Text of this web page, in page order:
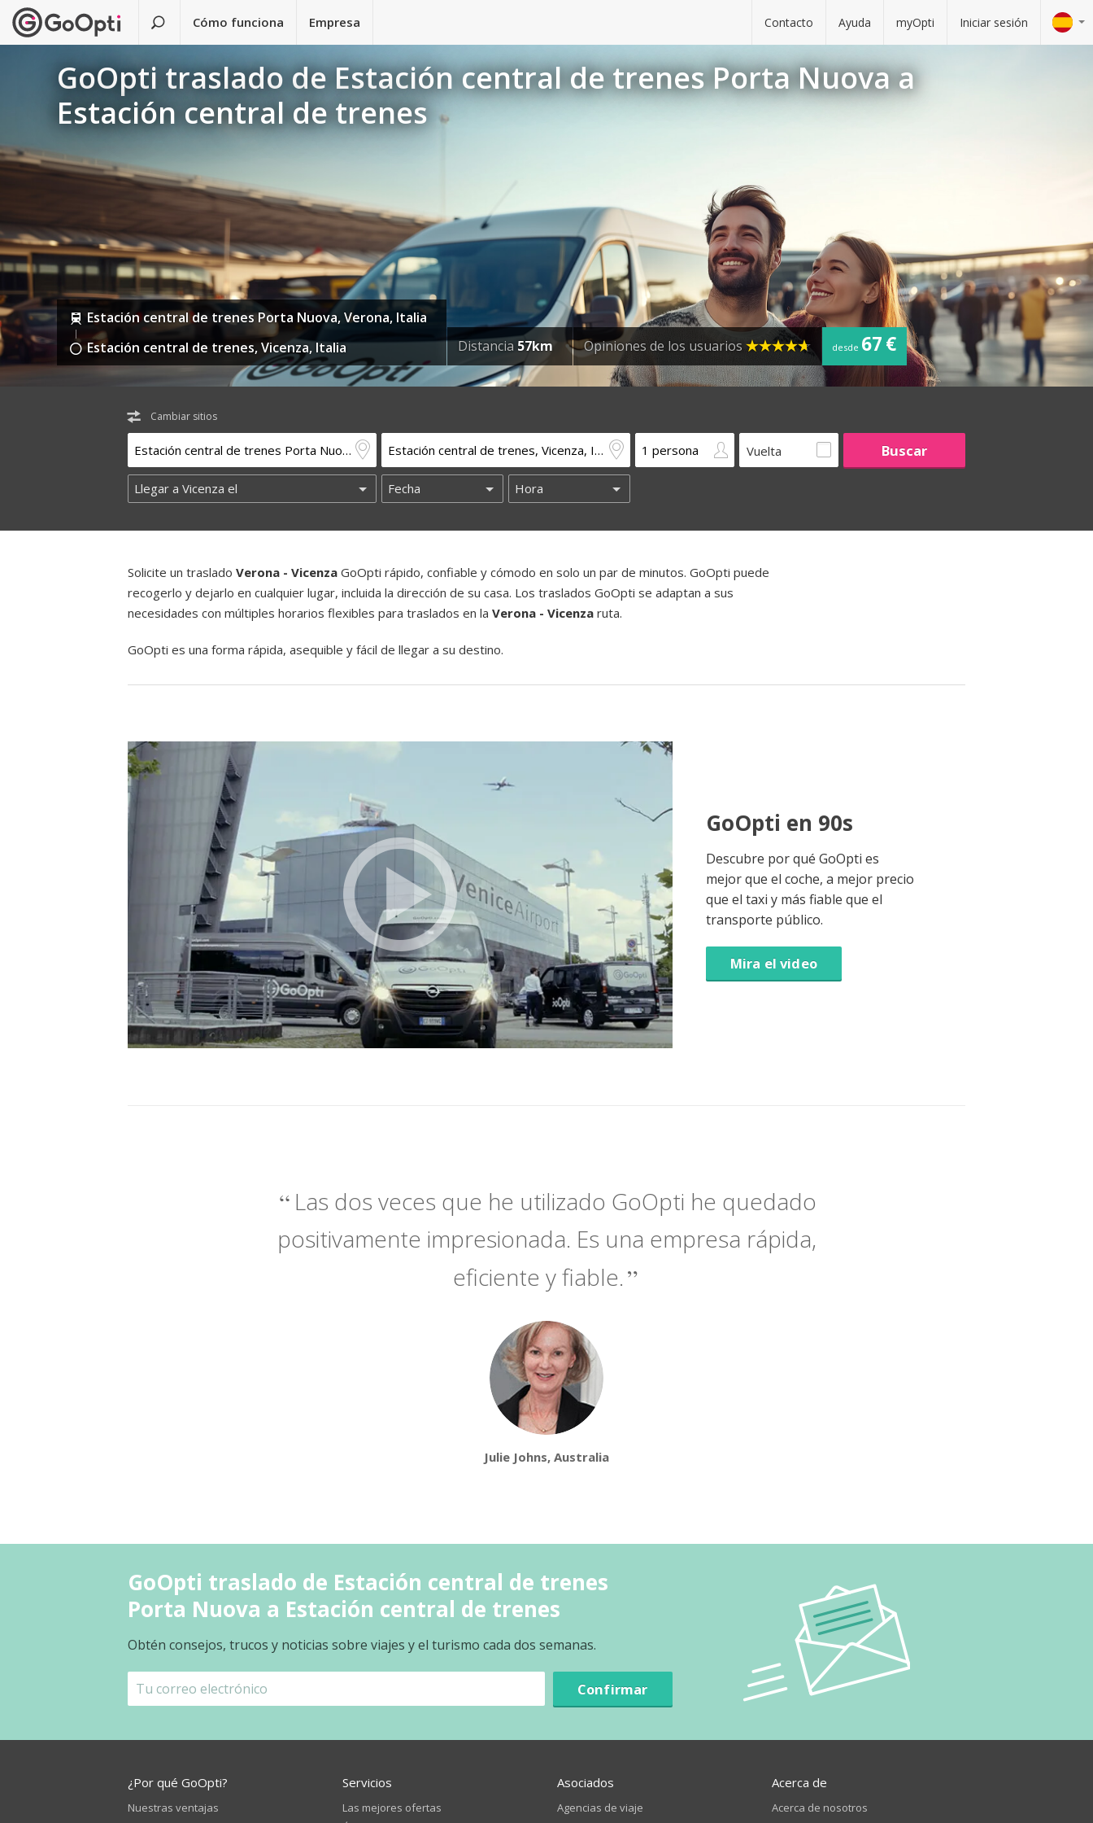
Cómo funciona Empresa Contacto Ayuda myOpti Iniciar sesión
GoOpti traslado de Estación central de trenes Porta Nuova a
Estación central de trenes
Estación central de trenes Porta Nuova, Verona, Italia
Estación central de trenes, Vicenza, Italia
Distancia 57km Opiniones de los usuarios desde 67 €
Cambiar sitios
Vuelta
Solicite un traslado Verona - Vicenza GoOpti rápido, confiable y cómodo en solo un par de minutos. GoOpti puede
recogerlo y dejarlo en cualquier lugar, incluida la dirección de su casa. Los traslados GoOpti se adaptan a sus
necesidades con múltiples horarios flexibles para traslados en la Verona - Vicenza ruta.
GoOpti es una forma rápida, asequible y fácil de llegar a su destino.
GoOpti en 90s
Descubre por qué GoOpti es
mejor que el coche, a mejor precio
que el taxi y más fiable que el
transporte público.
Mira el video
Las dos veces que he utilizado GoOpti he quedado
positivamente impresionada. Es una empresa rápida,
eficiente y fiable.
Julie Johns, Australia
GoOpti traslado de Estación central de trenes
Porta Nuova a Estación central de trenes
Obtén consejos, trucos y noticias sobre viajes y el turismo cada dos semanas.
Confirmar
¿Por qué GoOpti?
Nuestras ventajas
Servicios
Las mejores ofertas
Asociados
Agencias de viaje
Acerca de
Acerca de nosotros